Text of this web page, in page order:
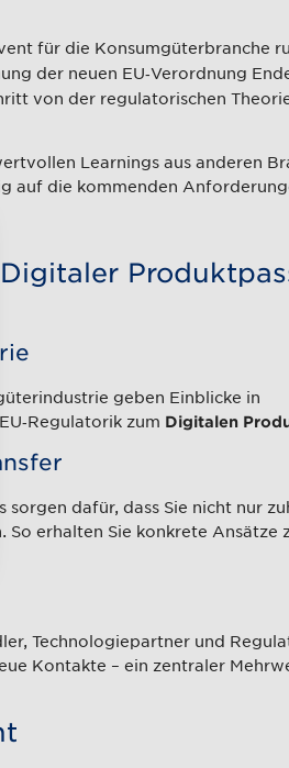
für die Konsumgüterbranche
der neuen EU‑Verordnung
von der regulatorischen
Learnings aus anderen
auf die kommenden
geben Einblicke in
zum Digitalen
sorgen dafür, dass Sie nicht nur
erhalten Sie konkrete Ansätze
Technologiepartner und
Kontakte – ein zentraler